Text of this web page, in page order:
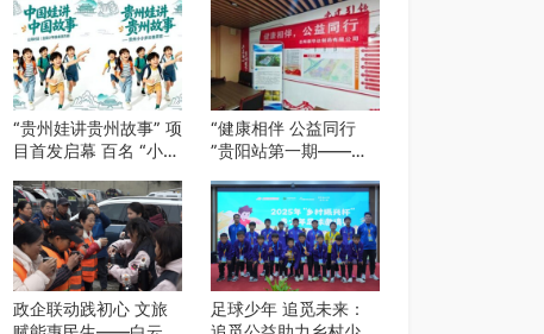
“贵州娃讲贵州故事” 项
目首发启幕 百名 “小小
成长之旅
“健康相伴 公益同行
”贵阳站第一期——岳
健康公益科普活动
政企联动践初心 文旅
足球少年 追觅未来：